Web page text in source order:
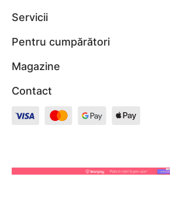
Servicii
Pentru cumpărători
Magazine
Contact